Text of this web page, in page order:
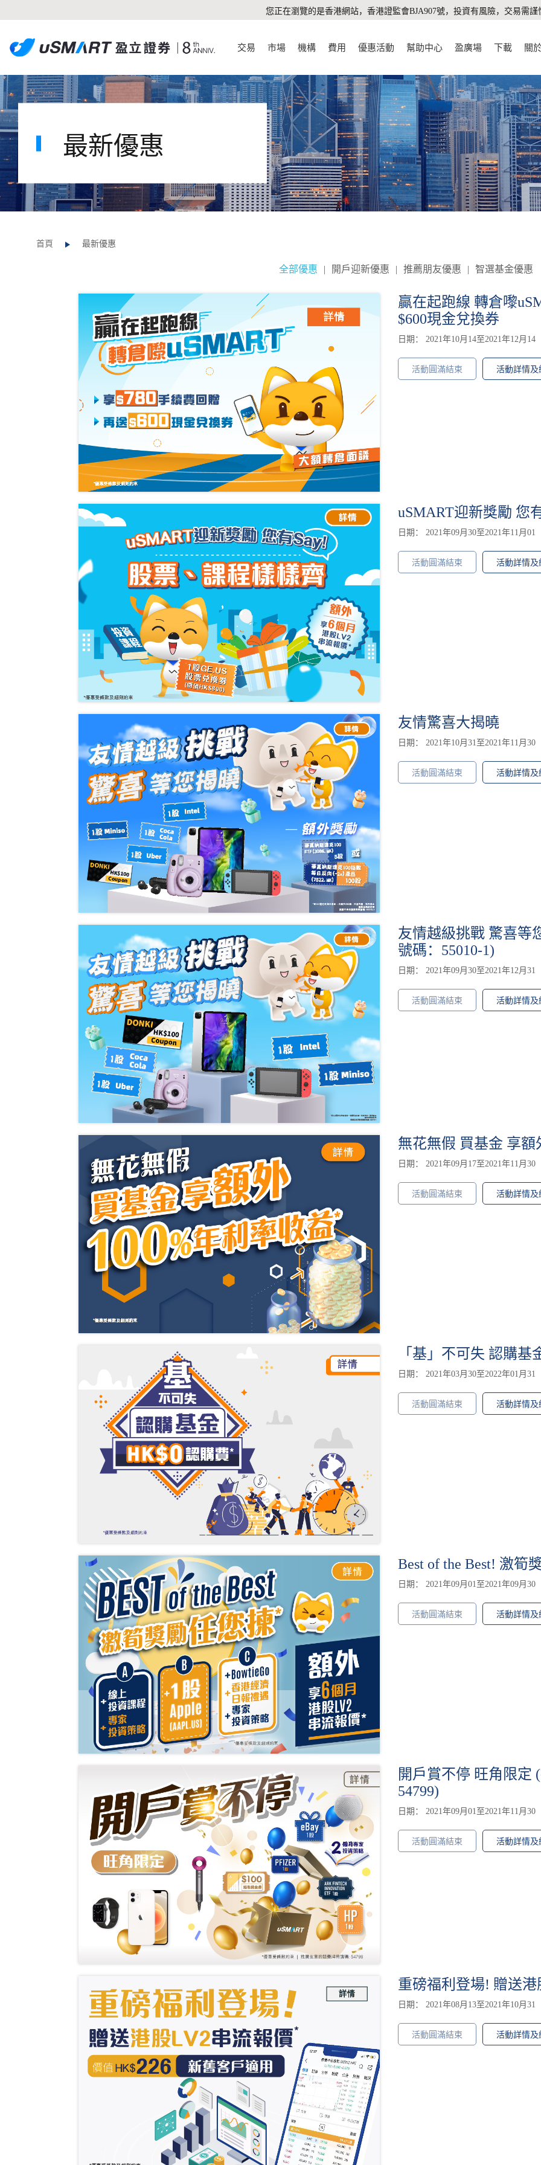
您正在瀏覽的是香港網站，香港證監會BJA907號，投資有風險，交易需謹
交易 市場 機構 費用 優惠活動 幫助中心 盈廣場 下載 關
最新優惠
首頁 最新優惠
全部優惠 | 開戶迎新優惠 | 推薦朋友優惠 | 智選基金優惠
贏在起跑線 轉倉嚟
$600現金兌換券
日期： 2021年10月14至2021年12月14
活動圓滿結束 活動詳情及
uSMART迎新獎勵 您
日期： 2021年09月30至2021年11月01
活動圓滿結束 活動詳情及
友情驚喜大揭曉
日期： 2021年10月31至2021年11月30
活動圓滿結束 活動詳情及
友情越級挑戰 驚喜等
號碼：55010-1)
日期： 2021年09月30至2021年12月31
活動圓滿結束 活動詳情及
無花無假 買基金 享額
日期： 2021年09月17至2021年11月30
活動圓滿結束 活動詳情及
「基」不可失 認購基
日期： 2021年03月30至2022年01月31
活動圓滿結束 活動詳情及
Best of the Best! 激筍
日期： 2021年09月01至2021年09月30
活動圓滿結束 活動詳情及
開戶賞不停 旺角限定
54799)
日期： 2021年09月01至2021年11月30
活動圓滿結束 活動詳情及
重磅福利登場! 贈送
日期： 2021年08月13至2021年10月31
活動圓滿結束 活動詳情及